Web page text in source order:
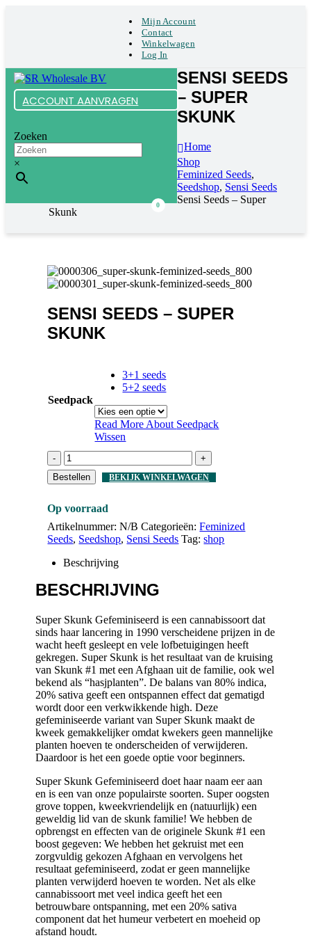
Mijn Account
Contact
Winkelwagen
Log In
ACCOUNT AANVRAGEN
Zoeken
×
0
SENSI SEEDS
– SUPER
SKUNK
Home
Shop
Feminized Seeds,
Seedshop, Sensi Seeds
Sensi Seeds – Super
Skunk
SENSI SEEDS – SUPER
SKUNK
Seedpack
3+1 seeds
5+2 seeds
Read More About Seedpack
Wissen
-
+
Bestellen
BEKIJK WINKELWAGEN
Op voorraad
Artikelnummer:N/B Categorieën:Feminized
Seeds, Seedshop, Sensi Seeds Tag:shop
Beschrijving
BESCHRIJVING
Super Skunk Gefeminiseerd is een cannabissoort dat
sinds haar lancering in 1990 verscheidene prijzen in de
wacht heeft gesleept en vele lofbetuigingen heeft
gekregen. Super Skunk is het resultaat van de kruising
van Skunk #1 met een Afghaan uit de familie, ook wel
bekend als “hasjplanten”. De balans van 80% indica,
20% sativa geeft een ontspannen effect dat gematigd
wordt door een verkwikkende high. Deze
gefeminiseerde variant van Super Skunk maakt de
kweek gemakkelijker omdat kwekers geen mannelijke
planten hoeven te onderscheiden of verwijderen.
Daardoor is het een goede optie voor beginners.
Super Skunk Gefeminiseerd doet haar naam eer aan
en is een van onze populairste soorten. Super oogsten
grove toppen, kweekvriendelijk en (natuurlijk) een
geweldig lid van de skunk familie! We hebben de
opbrengst en effecten van de originele Skunk #1 een
boost gegeven: We hebben het gekruist met een
zorgvuldig gekozen Afghaan en vervolgens het
resultaat gefeminiseerd, zodat er geen mannelijke
planten verwijderd hoeven te worden. Net als elke
cannabissoort met veel indica geeft het een
betrouwbare ontspanning, met een 20% sativa
component dat het humeur verbetert en moeheid op
afstand houdt.